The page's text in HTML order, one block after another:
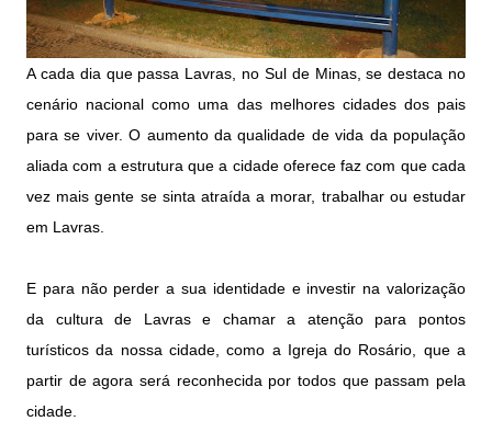
A cada dia que passa Lavras, no Sul de Minas, se destaca no
cenário nacional como uma das melhores cidades dos pais
para se viver. O aumento da qualidade de vida da população
aliada com a estrutura que a cidade oferece faz com que cada
vez mais gente se sinta atraída a morar, trabalhar ou estudar
em Lavras.
E para não perder a sua identidade e investir na valorização
da cultura de Lavras e chamar a atenção para pontos
turísticos da nossa cidade, como a Igreja do Rosário, que a
partir de agora será reconhecida por todos que passam pela
cidade.